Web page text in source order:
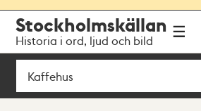
navigationen
huvudinnehållet
Stockholmskällan
Historia i ord, ljud och bild
Sök